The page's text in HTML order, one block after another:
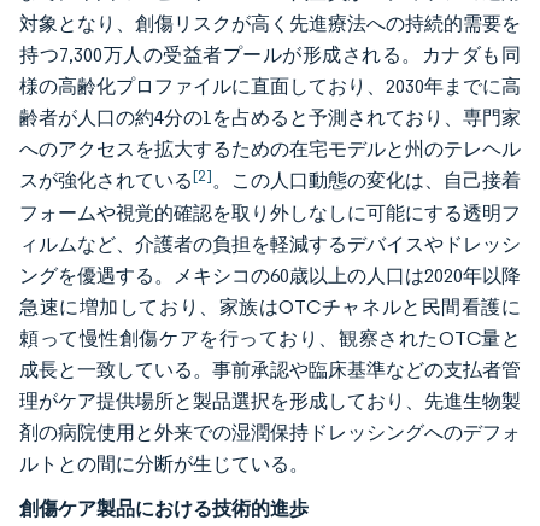
対象となり、創傷リスクが高く先進療法への持続的需要を
持つ7,300万人の受益者プールが形成される。カナダも同
様の高齢化プロファイルに直面しており、2030年までに高
齢者が人口の約4分の1を占めると予測されており、専門家
へのアクセスを拡大するための在宅モデルと州のテレヘル
スが強化されている[2]。この人口動態の変化は、自己接着
フォームや視覚的確認を取り外しなしに可能にする透明フ
ィルムなど、介護者の負担を軽減するデバイスやドレッシ
ングを優遇する。メキシコの60歳以上の人口は2020年以降
急速に増加しており、家族はOTCチャネルと民間看護に
頼って慢性創傷ケアを行っており、観察されたOTC量と
成長と一致している。事前承認や臨床基準などの支払者管
理がケア提供場所と製品選択を形成しており、先進生物製
剤の病院使用と外来での湿潤保持ドレッシングへのデフォ
ルトとの間に分断が生じている。
創傷ケア製品における技術的進歩